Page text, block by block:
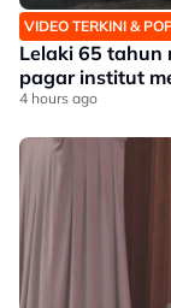
VIDEO TERKINI &
Lelaki 65 tahun
pagar institut
4 hours ago